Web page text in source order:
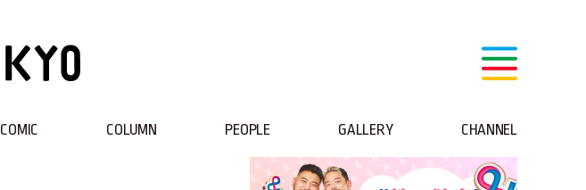
COMIC COLUMN PEOPLE GALLERY CHANNEL